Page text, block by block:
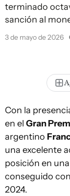
terminado
sanción al
3 de mayo de 2026
Con la
en el Gran
argentino
una excelente
posición en
conseguido con
2024.